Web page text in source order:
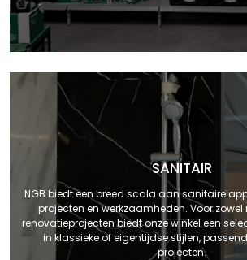
SANITAIR
NGB biedt een breed scala aan sanitaire
projecten en werkzaamheden. Voor
renovatieprojecten biedt onze winkel een
in klassieke of eigentijdse stijlen,
projecten.